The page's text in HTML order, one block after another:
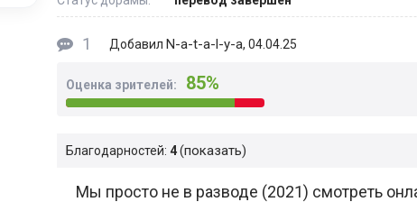
1 Добавил N-a-t-a-l-y-a, 04.04.25
Оценка зрителей: 85%
Благодарностей: 4 показать
Мы просто не в разводе (2021) смотреть